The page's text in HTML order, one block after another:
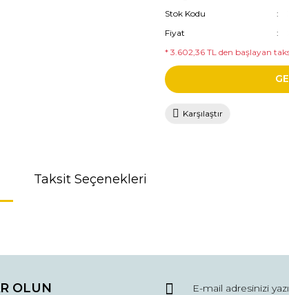
Stok Kodu
Fiyat
* 3.602,36 TL den başlayan
Karşılaştır
Taksit Seçenekleri
OLUN